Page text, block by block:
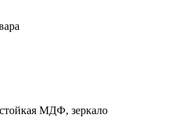
МДФ, зеркало